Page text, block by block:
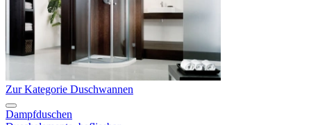
Zur Kategorie Duschwannen
Dampfduschen